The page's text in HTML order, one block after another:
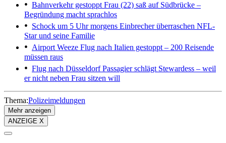
Bahnverkehr gestoppt Frau (22) saß auf Südbrücke –
Begründung macht sprachlos
Schock um 5 Uhr morgens Einbrecher überraschen NFL-
Star und seine Familie
Airport Weeze Flug nach Italien gestoppt – 200 Reisende
müssen raus
Flug nach DüsseldorfPassagier schlägt Stewardess – weil
er nicht neben Frau sitzen will
Thema:Polizeimeldungen
Mehr anzeigen
ANZEIGE X